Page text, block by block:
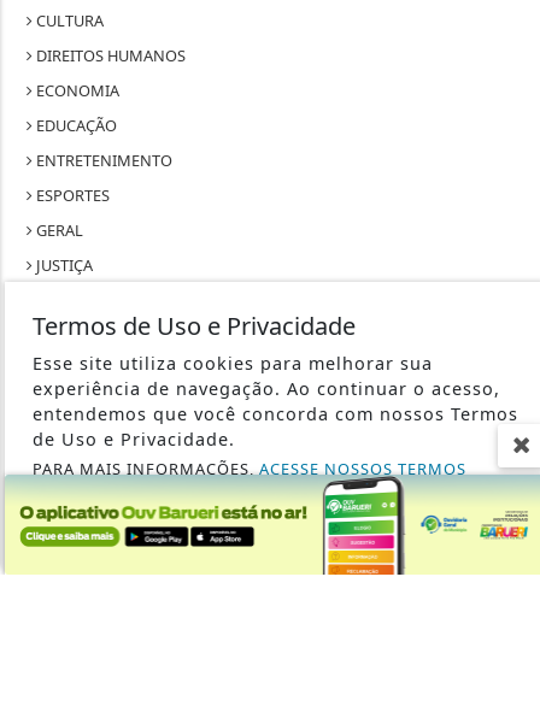
CULTURA
DIREITOS HUMANOS
ECONOMIA
EDUCAÇÃO
ENTRETENIMENTO
ESPORTES
GERAL
JUSTIÇA
POLICIAL
RIO DE JANEIRO
SÃO PAULO
SAÚDE
TECNOLOGIA & INOVAÇÃO
TRABALHO
Termos de Uso e Privacidade
Esse site utiliza cookies para melhorar sua
experiência de navegação. Ao continuar o acesso,
entendemos que você concorda com nossos Termos
de Uso e Privacidade.
PARA MAIS INFORMAÇÕES,ACESSE NOSSOS TERMOS
CLICANDO AQUI
PROSSEGUIR